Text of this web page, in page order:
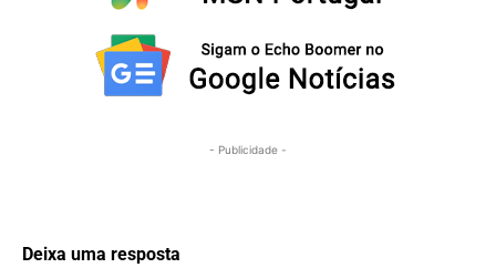
- Publicidade -
Deixa uma resposta